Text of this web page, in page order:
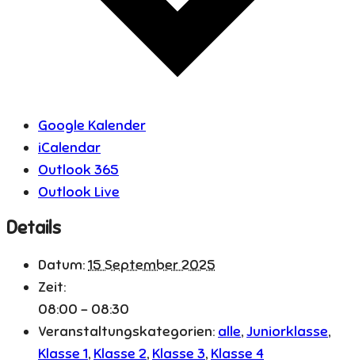
Google Kalender
iCalendar
Outlook 365
Outlook Live
Details
Datum:15 September 2025
Zeit:
08:00 - 08:30
Veranstaltungskategorien: alle,Juniorklasse,
Klasse 1, Klasse 2, Klasse 3, Klasse 4